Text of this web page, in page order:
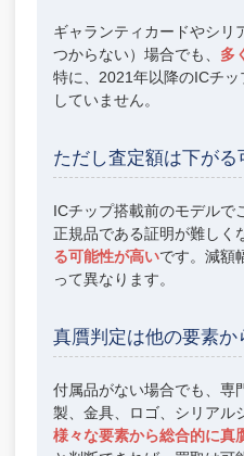
ギャランティカードやシリ
つからない）場合でも、 多
特に、2021年以降のICチ
していません。
ただし査定額は下がる
ICチップ搭載前のモデルで
正規品である証明が難しく
る可能性が高いです。減額
って異なります。
真贋判定は他の要素
付属品がない場合でも、専
製、金具、ロゴ、シリアル
様々な要素から総合的に真